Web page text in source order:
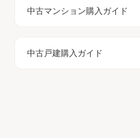
中古マンション購入ガイド
中古戸建購入ガイド